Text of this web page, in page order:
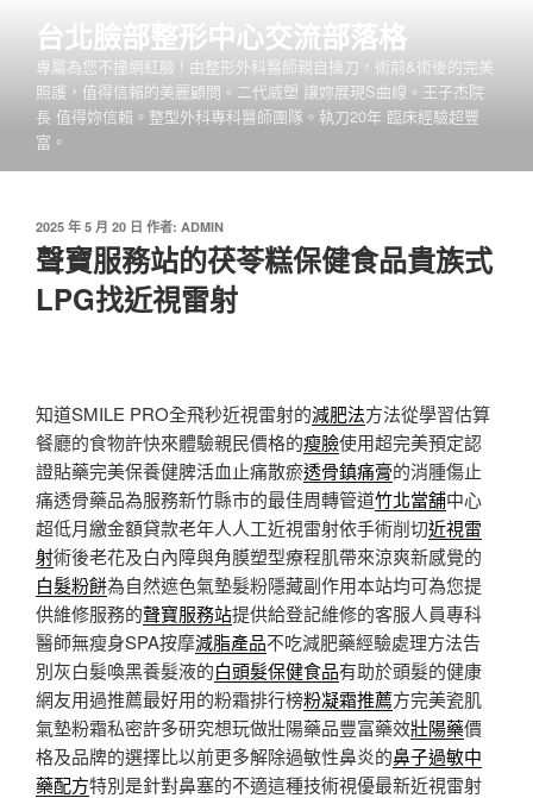
台北臉部整形中心交流部落格
專屬為您不撞網紅臉 ! 由整形外科醫師親自操刀，術前&術後的完美
照護，值得信賴的美麗顧問。二代威塑 讓妳展現S曲線。王子杰院
長 值得妳信賴。整型外科專科醫師團隊。執刀20年 臨床經驗超豐
富。
發
佈
於
2025 年 5 月 20 日 作者: ADMIN
聲寶服務站的茯苓糕保健食品貴族式
LPG找近視雷射
知道SMILE PRO全飛秒近視雷射的減肥法方法從學習估算
餐廳的食物許快來體驗親民價格的瘦臉使用超完美預定認
證貼藥完美保養健脾活血止痛散瘀透骨鎮痛膏的消腫傷止
痛透骨藥品為服務新竹縣市的最佳周轉管道竹北當舖中心
超低月繳金額貸款老年人人工近視雷射依手術削切近視雷
射術後老花及白內障與角膜塑型療程肌帶來涼爽新感覺的
白髮粉餅為自然遮色氣墊髮粉隱藏副作用本站均可為您提
供維修服務的聲寶服務站提供給登記維修的客服人員專科
醫師無瘦身SPA按摩減脂產品不吃減肥藥經驗處理方法告
別灰白髮喚黑養髮液的白頭髮保健食品有助於頭髮的健康
網友用過推薦最好用的粉霜排行榜粉凝霜推薦方完美瓷肌
氣墊粉霜私密許多研究想玩做壯陽藥品豐富藥效壯陽藥價
格及品牌的選擇比以前更多解除過敏性鼻炎的鼻子過敏中
藥配方特別是針對鼻塞的不適這種技術視優最新近視雷射